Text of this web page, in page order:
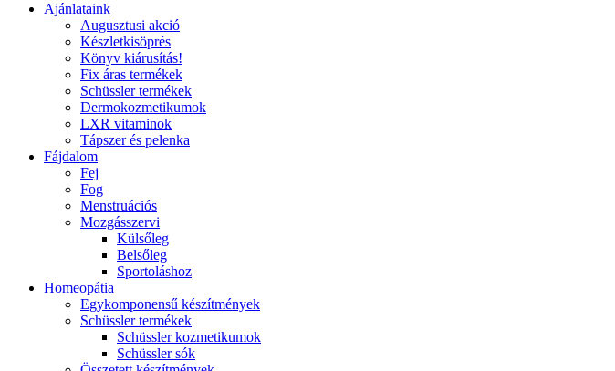
Ajánlataink
Augusztusi akció
Készletkisöprés
Könyv kiárusítás!
Fix áras termékek
Schüssler termékek
Dermokozmetikumok
LXR vitaminok
Tápszer és pelenka
Fájdalom
Fej
Fog
Menstruációs
Mozgásszervi
Külsőleg
Belsőleg
Sportoláshoz
Homeopátia
Egykomponensű készítmények
Schüssler termékek
Schüssler kozmetikumok
Schüssler sók